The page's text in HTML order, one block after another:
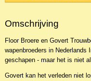
Omschrijving
Floor Broere en Govert
wapenbroeders in Nederlands
geschapen - maar het is niet
Govert kan het verleden niet